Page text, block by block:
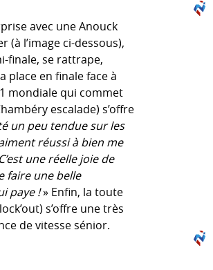
avec une Anouck
(à l’image ci-dessous),
finale, se rattrape,
place en finale face à
mondiale qui commet
escalade) s’offre
un peu tendue sur les
réussi à bien me
C’est une réelle joie de
faire une belle
paye !» Enfin, la toute
s’offre une très
de vitesse sénior.